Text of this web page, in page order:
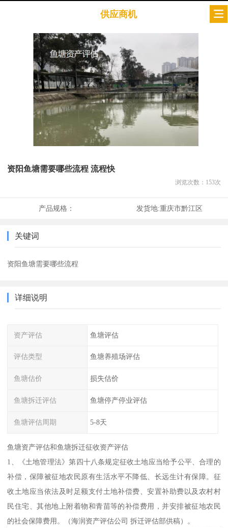
供应商机
资阳鱼塘需要哪些流程 流程快
浏览次数： 153次
产品规格： 发货地:重庆市黔江区
关键词
资阳鱼塘需要哪些流程
详细说明
资产评估 鱼塘评估
评估类型 鱼塘养殖场评估
鱼塘估价 损失估价
鱼塘拆迁评估 鱼塘停产停业评估
鱼塘评估周期 5-8天
鱼塘资产评估和鱼塘拆迁征收资产评估
1、《土地管理法》第四十八条规定征收土地应当给予公平、合理的
补偿，保障被征地农民原有生活水平不降低、长远生计有保障。征
收土地应当依法及时足额支付土地补偿费、安置补助费以及农村村
民住宅、其他地上附着物和青苗等的补偿费用，并安排被征地农民
的社会保障费用。（海润资产评估公司 拆迁评估部供稿）。